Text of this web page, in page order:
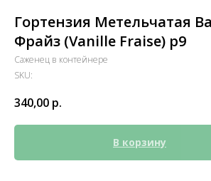
Гортензия Метельчатая
Фрайз (Vanille Fraise) р9
Саженец в контейнере
SKU:
340,00 р.
В корзину